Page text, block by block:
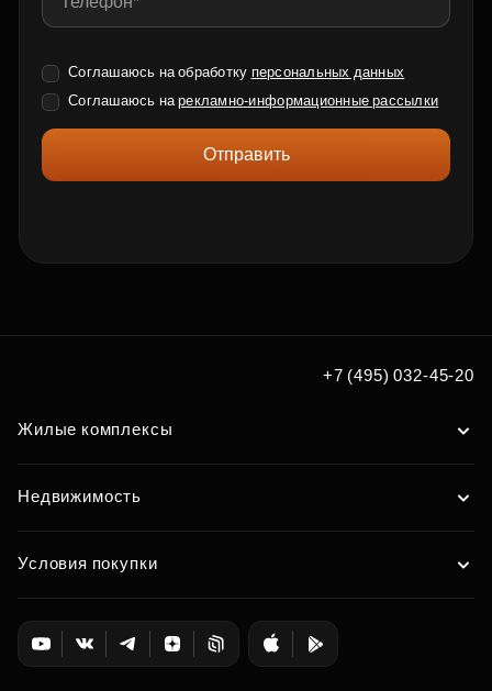
Соглашаюсь на обработку персональных данных
Соглашаюсь нарекламно-информационные рассылки
Отправить
+7 (495) 032-45-20
Жилые комплексы
Недвижимость
Условия покупки